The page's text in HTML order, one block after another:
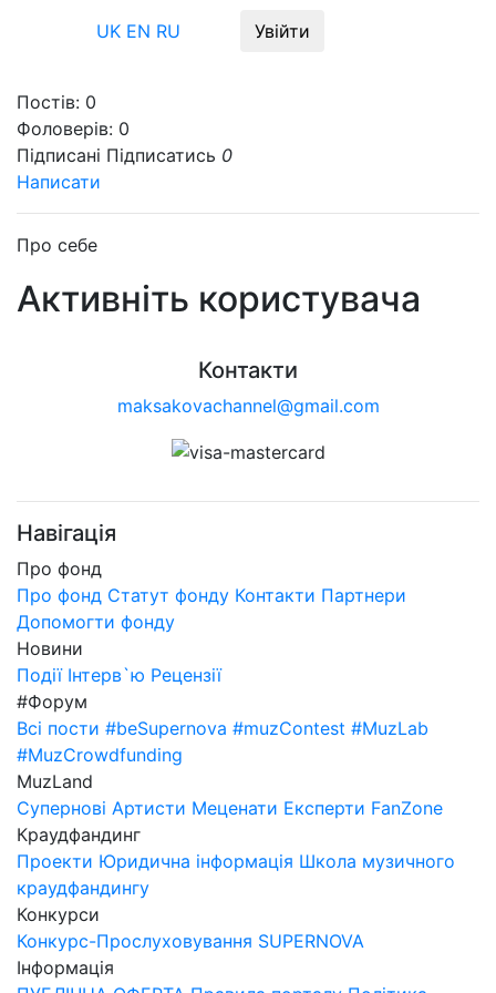
UK EN RU Увійти
Постів: 0
Фоловерів: 0
Підписані Підписатись 0
Написати
Про себе
Активніть користувача
Контакти
maksakovachannel@gmail.com
Навігація
Про фонд
Про фонд Статут фонду Контакти Партнери
Допомогти фонду
Новини
Події Інтерв`ю Рецензії
#Форум
Всі пости #beSupernova #muzContest #MuzLab
#MuzCrowdfunding
MuzLand
Супернові Артисти Меценати Експерти FanZone
Краудфандинг
Проекти Юридична інформація Школа музичного
краудфандингу
Конкурси
Конкурс-Прослуховування SUPERNOVA
Інформація